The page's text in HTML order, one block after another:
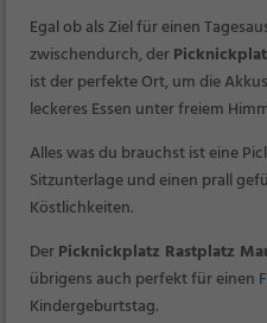
Egal ob als Ziel für einen
zwischendurch, der
ist der perfekte Ort, um die
leckeres Essen unter freiem
Alles was du brauchst ist eine
Sitzunterlage und einen prall
Köstlichkeiten.
DerPicknickplatz Rastplatz
übrigens auch perfekt für einen
Kindergeburtstag.